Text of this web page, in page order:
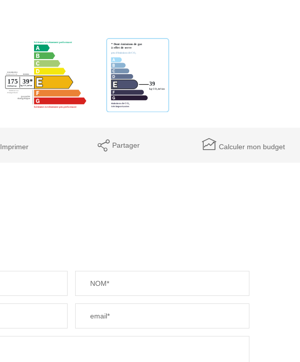
Imprimer Partager Calculer mon budget
NOM*
email*